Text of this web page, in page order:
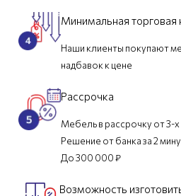
Минимальная торговая
Наши клиенты покупают
надбавок к цене
Рассрочка
Мебель в рассрочку от 3-
Решение от банка за 2
До 300 000 ₽
Возможность